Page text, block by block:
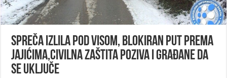
Spreča izlila pod Visom, blokiran put prema
Jajićima,Civilna zaštita poziva i građane da
se uključe